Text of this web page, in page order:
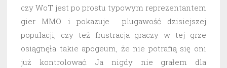
czy WoT jest po prostu typowym reprezentantem
gier MMO i pokazuje plugawość dzisiejszej
populacji, czy też frustracja graczy w tej grze
osiągnęła takie apogeum, że nie potrafią się oni
już kontrolować. Ja nigdy nie grałem dla